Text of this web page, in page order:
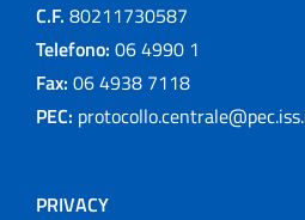
C.F. 80211730587
Telefono: 06 4990 1
Fax: 06 4938 7118
PEC:
PRIVACY